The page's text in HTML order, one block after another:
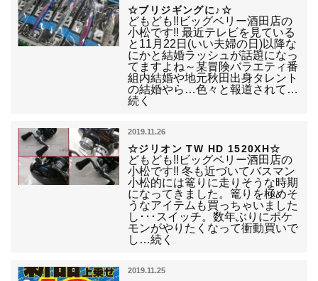
☆ブリジギングに♪☆
どもども!!ビッグベリー酒田店の
小松です!! 最近テレビを見ている
と11月22日(いい夫婦の日)以降な
にかと結婚ラッシュが話題になっ
てますよね～某冒険バラエティ番
組内結婚や地元秋田出身タレント
の結婚やら…色々と報道されて…
続く
2019.11.26
☆ジリオン TW HD 1520XH☆
どもども!!ビッグベリー酒田店の
小松です!! 冬も近づいてバスマン
小松的には篭りに走りそうな時期
になってきました。篭りを極めそ
うなアイテムも買っちゃいました
し･･･スイッチ。数年ぶりにポケ
モンがやりたくなって衝動買いで
し…続く
2019.11.25